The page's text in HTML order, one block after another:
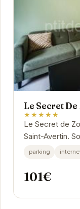
Le Secret
★★★★★
Le Secret de
Saint-Avertin.
terrasse
parking
101€